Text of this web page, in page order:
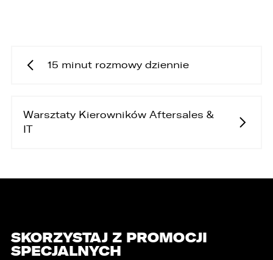
15 minut rozmowy dziennie
Warsztaty Kierowników Aftersales &
IT
SKORZYSTAJ Z PROMOCJI
SPECJALNYCH